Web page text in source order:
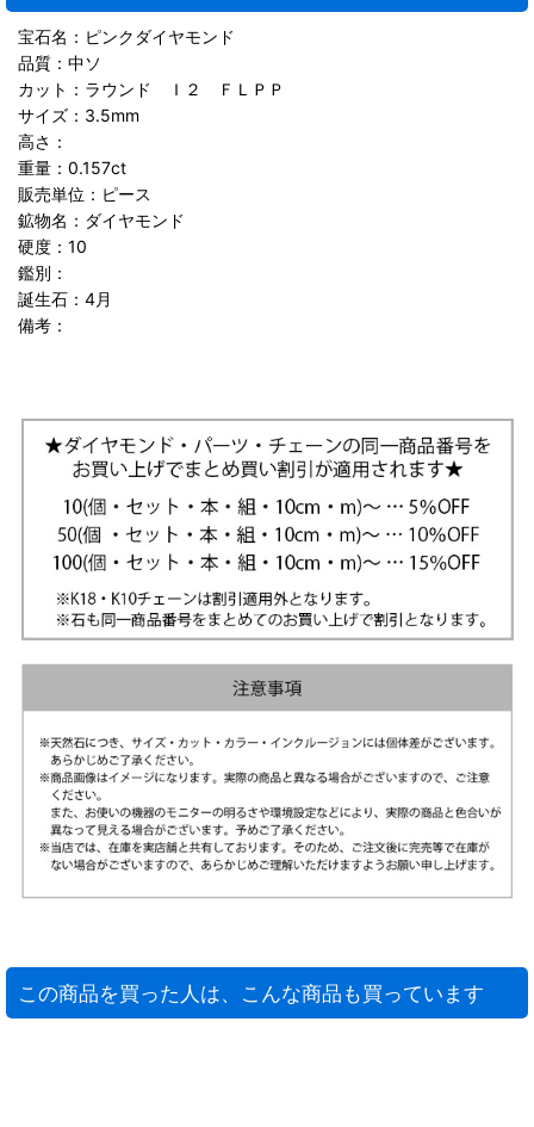
宝石名：ピンクダイヤモンド
品質：中ソ
カット：ラウンド Ｉ２ ＦＬＰＰ
サイズ：3.5mm
高さ：
重量：0.157ct
販売単位：ピース
鉱物名：ダイヤモンド
硬度：10
鑑別：
誕生石：4月
備考：
この商品を買った人は、こんな商品も買っています